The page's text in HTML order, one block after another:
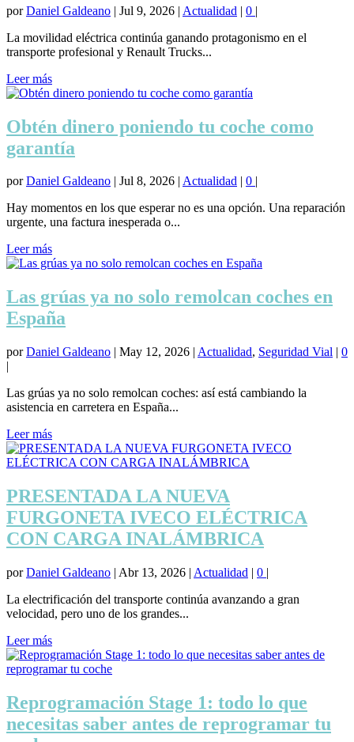
porDaniel Galdeano | Jul 9, 2026 | Actualidad | 0 |
La movilidad eléctrica continúa ganando protagonismo en el
transporte profesional y Renault Trucks...
Leer más
Obtén dinero poniendo tu coche como
garantía
porDaniel Galdeano Jul 8, 2026 Actualidad 0
Hay momentos en los que esperar no es una opción. Una reparación
urgente, una factura inesperada o...
Leer más
Las grúas ya no solo remolcan coches en
España
porDaniel Galdeano | May 12, 2026 | Actualidad, Seguridad Vial | 0
|
Las grúas ya no solo remolcan coches: así está cambiando la
asistencia en carretera en España...
Leer más
PRESENTADA LA NUEVA
FURGONETA IVECO ELÉCTRICA
CON CARGA INALÁMBRICA
porDaniel Galdeano | Abr 13, 2026 | Actualidad | 0 |
La electrificación del transporte continúa avanzando a gran
velocidad, pero uno de los grandes...
Leer más
Reprogramación Stage 1: todo lo que
necesitas saber antes de reprogramar tu